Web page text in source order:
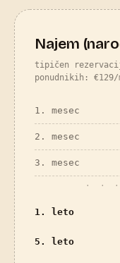
Najem
tipičen
ponudnikih: €129/
1. mesec
2. mesec
3. mesec
· ·
1. leto
5. leto